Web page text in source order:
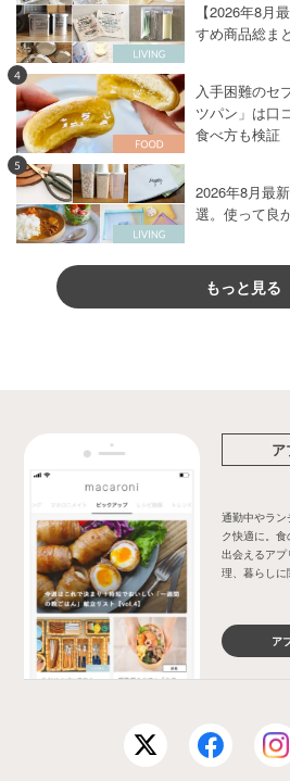
【2026年8月
すめ商品総ま
4
入手困難のセ
ツパン」は口
食べ方も検証
5
2026年8月最
選。使って良
もっと見る
ア
通勤中やラ
ク快適に。
出会えるア
理、暮らしに
ア